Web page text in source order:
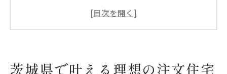
注文住宅選びで失敗しない土地探しのコツ
茨城県で叶える理想の注文住宅